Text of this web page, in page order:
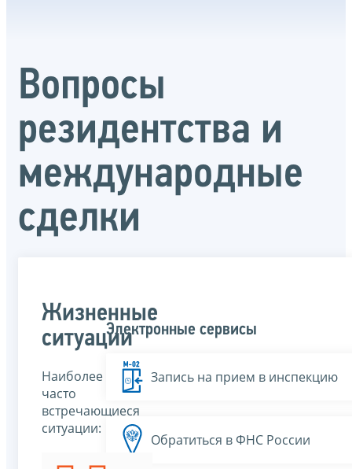
Вопросы
резидентства и
международные
сделки
Жизненные
ситуации
Наиболее
часто
встречающиеся
ситуации:
Электронные сервисы
Запись на прием в инспекцию
Обратиться в ФНС России